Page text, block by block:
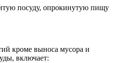
посуду, опрокинутую пищу
кроме выноса мусора и
включает: